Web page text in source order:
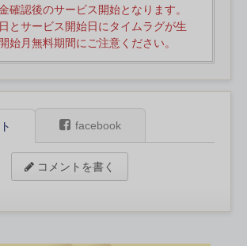
確認後のサービス開始となります。
とサービス開始日にタイムラグが生
始月無料期間にご注意ください。
facebook
コメントを書く